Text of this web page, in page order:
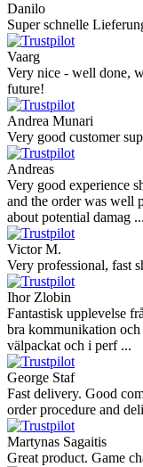
Danilo
Super schnelle
Vaarg
Very nice - well done,
future!
Andrea Munari
Very good customer
Andreas
Very good experience
and the order was well
about potential damag ...
Victor M.
Very professional, fast
Ihor Zlobin
Fantastisk upplevelse
bra kommunikation
välpackat och i perf ...
George Staf
Fast delivery. Good
order procedure and
Martynas Sagaitis
Great product. Game